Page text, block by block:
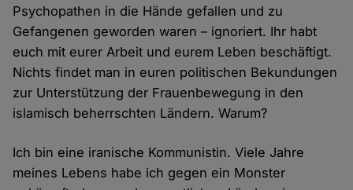
Psychopathen in die Hände gefallen und zu
Gefangenen geworden waren – ignoriert. Ihr habt
euch mit eurer Arbeit und eurem Leben beschäftigt.
Nichts findet man in euren politischen Bekundungen
zur Unterstützung der Frauenbewegung in den
islamisch beherrschten Ländern. Warum?
Ich bin eine iranische Kommunistin. Viele Jahre
meines Lebens habe ich gegen ein Monster